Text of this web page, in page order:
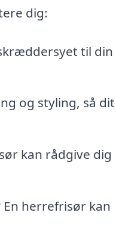
dig:
til din
og styling, så dit
kan rådgive dig
herrefrisør kan